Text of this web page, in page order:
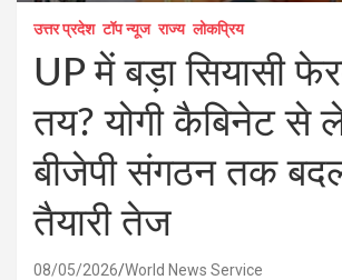
उत्तर प्रदेश टॉप न्यूज राज्य लोकप्रिय
UP में बड़ा सियासी
तय? योगी कैबिनेट से
बीजेपी संगठन तक
तैयारी तेज
08/05/2026 World News Service